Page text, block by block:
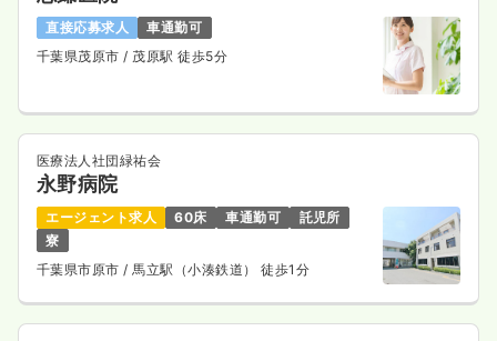
直接応募求人
車通勤可
千葉県茂原市/ 茂原駅 徒歩5分
医療法人社団緑祐会
永野病院
エージェント求人 60床 車通勤可
託児所
寮
千葉県市原市 / 馬立駅（小湊鉄道） 徒歩1分